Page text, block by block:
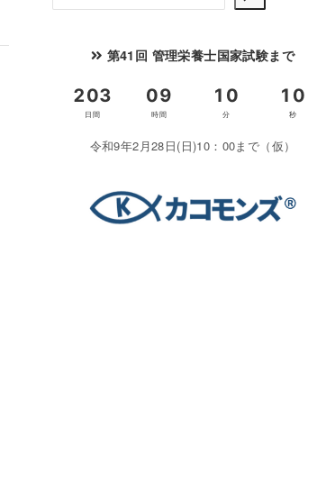
索
第41回 管理栄養士国家試験まで
令和9年2月28日(日)10：00まで（仮）